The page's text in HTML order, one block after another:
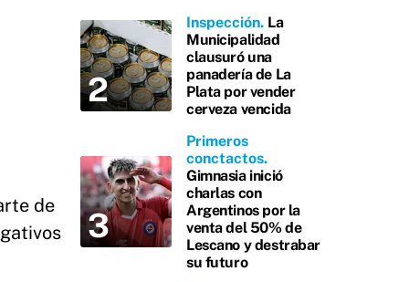
de
Inspección La
Municipalidad
clausuró una
panadería de La
Plata por vender
cerveza vencida
Primeros
conctactos
Gimnasia inició
charlas con
Argentinos por la
venta del 50% de
Lescano y destrabar
su futuro